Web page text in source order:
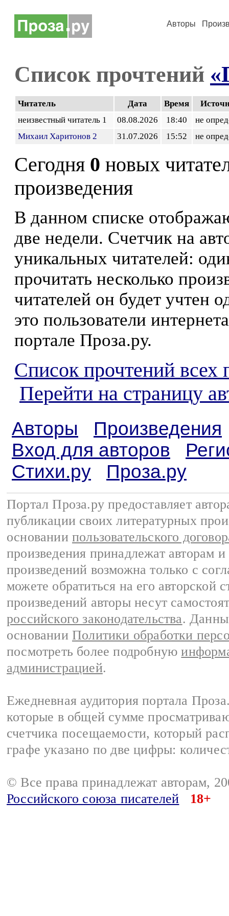
Авторы
Список прочтений
Читатель Дата Время
неизвестный читатель 1
08.08.2026 18:40
не
Михаил Харитонов 2
31.07.2026 15:52 не
Сегодня 0 новых
произведения
В данном списке
две недели. Счетчик на
уникальных читателей:
прочитать несколько
читателей он будет учтен
это пользователи
портале Проза.ру.
Список прочтений всех
Перейти на страницу
Авторы
Произведения
Вход для авторов
Стихи.ру
Проза.ру
Портал Проза.ру предоставляет
публикации своих литературных
основании пользовательского
произведения принадлежат авторам
произведений возможна только с
можете обратиться на его авторской
произведений авторы несут
российского законодательства.
основании Политики обработки
посмотреть более подробную
администрацией.
Ежедневная аудитория портала
которые в общей сумме
счетчика посещаемости, который
графе указано по две цифры:
© Все права принадлежат авторам,
Российского союза писателей
18+